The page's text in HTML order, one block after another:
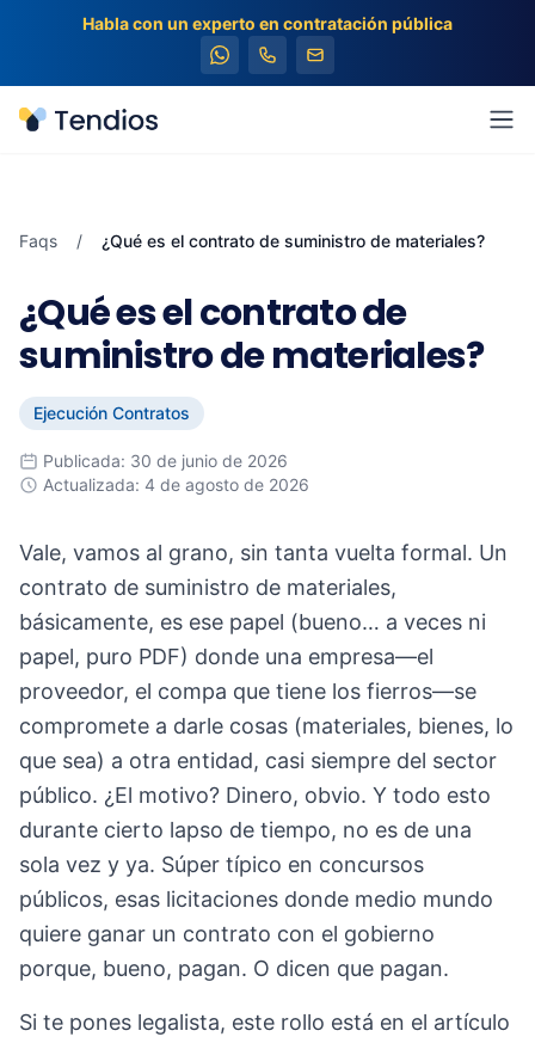
Habla con un experto en contratación pública
Tendios
Faqs / ¿Qué es el contrato de suministro de materiales?
¿Qué es el contrato de
suministro de materiales?
Ejecución Contratos
Publicada: 30 de junio de 2026
Actualizada: 4 de agosto de 2026
Vale, vamos al grano, sin tanta vuelta formal. Un
contrato de suministro de materiales,
básicamente, es ese papel (bueno… a veces ni
papel, puro PDF) donde una empresa—el
proveedor, el compa que tiene los fierros—se
compromete a darle cosas (materiales, bienes, lo
que sea) a otra entidad, casi siempre del sector
público. ¿El motivo? Dinero, obvio. Y todo esto
durante cierto lapso de tiempo, no es de una
sola vez y ya. Súper típico en concursos
públicos, esas licitaciones donde medio mundo
quiere ganar un contrato con el gobierno
porque, bueno, pagan. O dicen que pagan.
Si te pones legalista, este rollo está en el artículo